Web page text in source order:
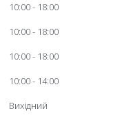
10:00
18:00
10:00
18:00
10:00
18:00
10:00
14:00
Вихідний